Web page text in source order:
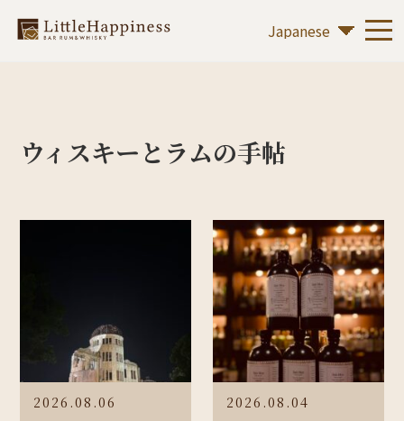
ウィスキーとラムの手帖
2026.08.06 2026.08.04